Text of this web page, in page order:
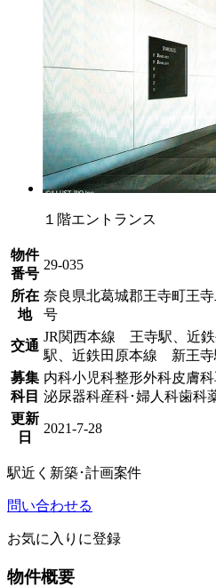
１階エントランス
物件
番号
29-035
所在
地
奈良県北葛城郡王寺町王
号
交通
JR関西本線 王寺駅、近
駅、近鉄田原本線 新王
募集
科目
内科小児科整形外科皮膚科
泌尿器科産科･婦人科歯科
更新
日
2021-7-28
駅近く 新築･計画案件
問い合わせる
お気に入りに登録
物件概要